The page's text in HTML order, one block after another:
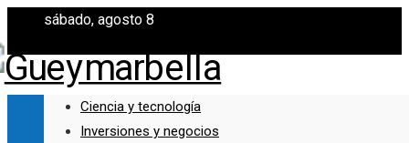
sábado, agosto 8
Ciencia y tecnología
Inversiones y negocios